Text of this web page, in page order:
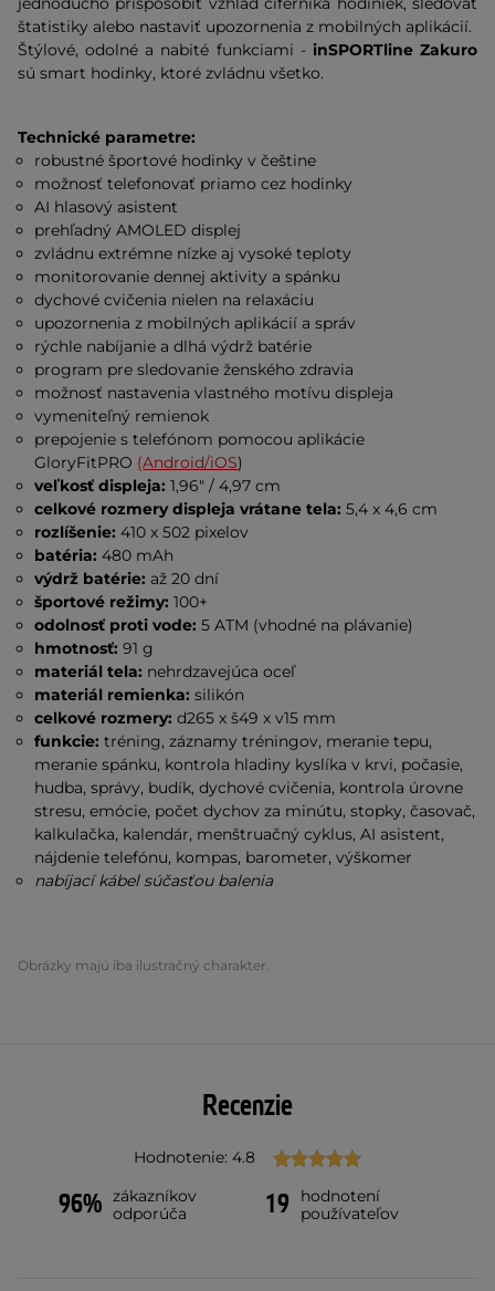
štatistiky alebo nastaviť upozornenia z mobilných aplikácií.
Štýlové, odolné a nabité funkciami - inSPORTline Zakuro
sú smart hodinky, ktoré zvládnu všetko.
Technické parametre:
robustné športové hodinky v češtine
možnosť telefonovať priamo cez hodinky
AI hlasový asistent
prehľadný AMOLED displej
zvládnu extrémne nízke aj vysoké teploty
monitorovanie dennej aktivity a spánku
dychové cvičenia nielen na relaxáciu
upozornenia z mobilných aplikácií a správ
rýchle nabíjanie a dlhá výdrž batérie
program pre sledovanie ženského zdravia
možnosť nastavenia vlastného motívu displeja
vymeniteľný remienok
prepojenie s telefónom pomocou aplikácie
GloryFitPRO (Android/iOS)
veľkosť displeja: 1,96" / 4,97 cm
celkové rozmery displeja vrátane tela:5,4 x 4,6 cm
rozlíšenie: 410 x 502 pixelov
batéria: 480 mAh
výdrž batérie: až 20 dní
športové režimy: 100+
odolnosť proti vode:5 ATM (vhodné na plávanie)
hmotnosť: 91 g
materiál tela: nehrdzavejúca oceľ
materiál remienka: silikón
celkové rozmery: d265 x š49 x v15 mm
funkcie: tréning, záznamy tréningov, meranie tepu,
meranie spánku, kontrola hladiny kyslíka v krvi, počasie,
hudba, správy, budík, dychové cvičenia, kontrola úrovne
stresu, emócie, počet dychov za minútu, stopky, časovač,
kalkulačka, kalendár, menštruačný cyklus, AI asistent,
nájdenie telefónu, kompas, barometer, výškomer
nabíjací kábel súčasťou balenia
Obrázky majú iba ilustračný charakter.
Recenzie
Hodnotenie: 4.8
96% zákazníkov
odporúča
19
hodnotení
používateľov